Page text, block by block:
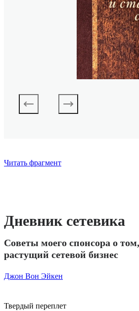
Читать фрагмент
Дневник сетевика
Советы моего спонсора о
растущий сетевой бизнес
Джон Вон Эйкен
Твердый переплет